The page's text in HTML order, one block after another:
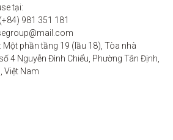
tại:
981 351 181
Một phần tầng 19 (lầu 18), Tòa nhà
4 Nguyễn Đình Chiểu, Phường Tân Định,
Việt Nam